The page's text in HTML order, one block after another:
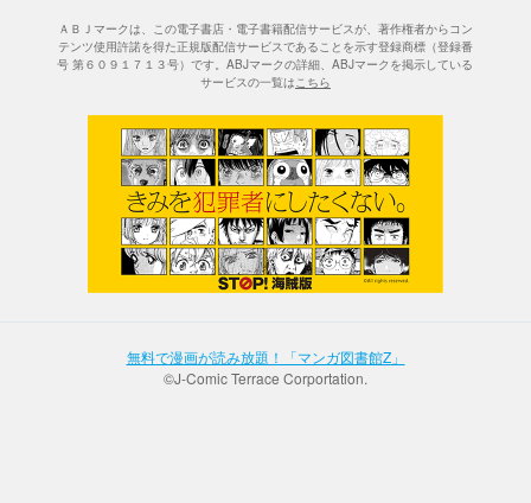
ＡＢＪマークは、この電子書店・電子書籍配信サービスが、著作権者からコン
テンツ使用許諾を得た正規版配信サービスであることを示す登録商標（登録番
号 第６０９１７１３号）です。ABJマークの詳細、ABJマークを掲示している
サービスの一覧はこちら
無料で漫画が読み放題！「マンガ図書館Z」
©J-Comic Terrace Corportation.